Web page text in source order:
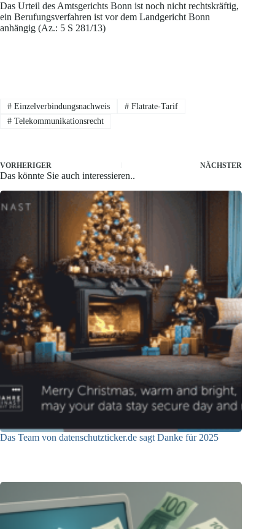
Das Urteil des Amtsgerichts Bonn ist noch nicht rechtskräftig,
ein Berufungsverfahren ist vor dem Landgericht Bonn
anhängig (Az.: 5 S 281/13)
#Einzelverbindungsnachweis #Flatrate-Tarif
#Telekommunikationsrecht
VORHERIGER NÄCHSTER
Das könnte Sie auch interessieren..
Das Team von datenschutzticker.de sagt Danke für 2025